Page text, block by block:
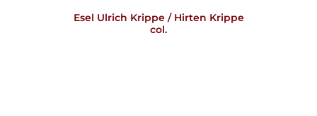
Esel Ulrich Krippe / Hirten Krippe
col.